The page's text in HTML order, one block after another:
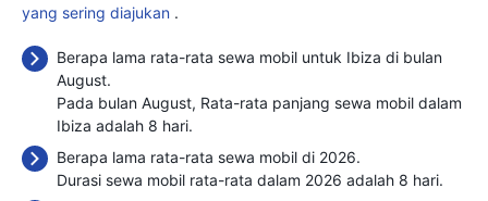
yang sering diajukan .
Berapa lama rata-rata sewa mobil untuk Ibiza di bulan
August.
Pada bulan August, Rata-rata panjang sewa mobil dalam
Ibiza adalah 8 hari.
Berapa lama rata-rata sewa mobil di 2026.
Durasi sewa mobil rata-rata dalam 2026 adalah 8 hari.